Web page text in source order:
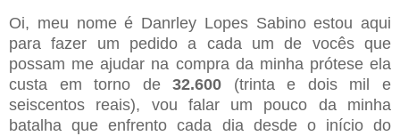
Oi, meu nome é Danrley Lopes Sabino estou aqui
para fazer um pedido a cada um de vocês que
possam me ajudar na compra da minha prótese ela
custa em torno de32.600 (trinta e dois mil e
seiscentos reais), vou falar um pouco da minha
batalha que enfrento cada dia desde o início do